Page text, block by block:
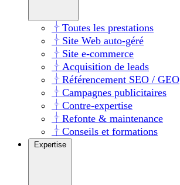
Toutes les prestations
Site Web auto-géré
Site e-commerce
Acquisition de leads
Référencement SEO / GEO
Campagnes publicitaires
Contre-expertise
Refonte & maintenance
Conseils et formations
Expertise